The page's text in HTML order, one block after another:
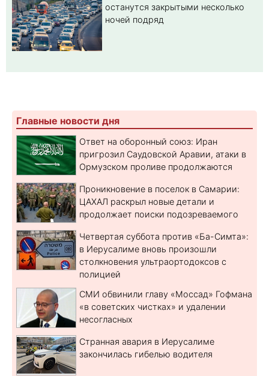
останутся закрытыми несколько
ночей подряд
Главные новости дня
Ответ на оборонный союз: Иран
пригрозил Саудовской Аравии, атаки в
Ормузском проливе продолжаются
Проникновение в поселок в Самарии:
ЦАХАЛ раскрыл новые детали и
продолжает поиски подозреваемого
Четвертая суббота против «Ба-Симта»:
в Иерусалиме вновь произошли
столкновения ультраортодоксов с
полицией
СМИ обвинили главу «Моссад» Гофмана
«в советских чистках» и удалении
несогласных
Странная авария в Иерусалиме
закончилась гибелью водителя